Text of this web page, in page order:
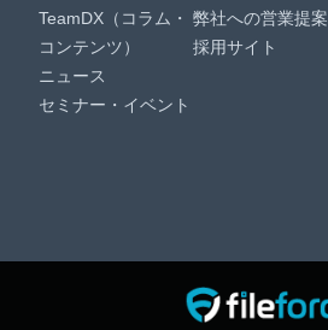
TeamDX（コラム・
コンテンツ）
ニュース
セミナー・イベント
弊社への営業提案
採用サイト